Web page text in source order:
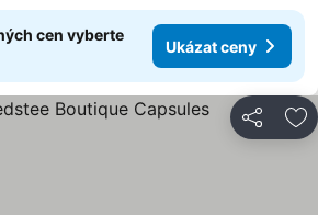
cen vyberte
Ukázat ceny
Sdílet